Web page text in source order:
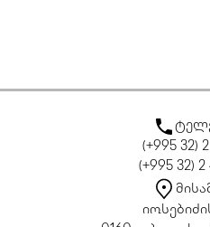
(+995 32)
(+995 32)